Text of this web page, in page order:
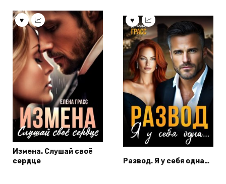
Измена. Слушай своё
сердце
Развод. Я у себя одна…